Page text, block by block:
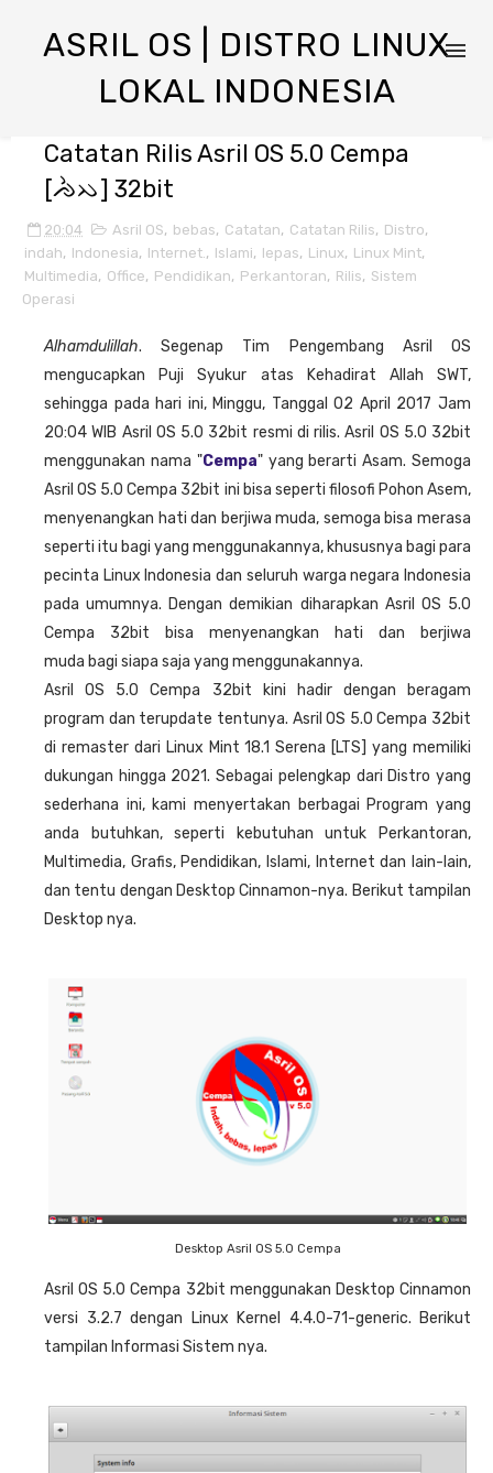
ASRIL OS | DISTRO LINUX
LOKAL INDONESIA
Catatan Rilis Asril OS 5.0 Cempa
[ᨌᨛᨇ] 32bit
20:04 Asril OS, bebas, Catatan, Catatan Rilis, Distro,
indah, Indonesia, Internet., Islami, lepas, Linux, Linux Mint,
Multimedia, Office, Pendidikan, Perkantoran, Rilis, Sistem
Operasi
Alhamdulillah. Segenap Tim Pengembang Asril OS
mengucapkan Puji Syukur atas Kehadirat Allah SWT,
sehingga pada hari ini, Minggu, Tanggal 02 April 2017 Jam
20:04 WIB Asril OS 5.0 32bit resmi di rilis. Asril OS 5.0 32bit
menggunakan nama "Cempa" yang berarti Asam. Semoga
Asril OS 5.0 Cempa 32bit ini bisa seperti filosofi Pohon Asem,
menyenangkan hati dan berjiwa muda, semoga bisa merasa
seperti itu bagi yang menggunakannya, khususnya bagi para
pecinta Linux Indonesia dan seluruh warga negara Indonesia
pada umumnya. Dengan demikian diharapkan Asril OS 5.0
Cempa 32bit bisa menyenangkan hati dan berjiwa
muda bagi siapa saja yang menggunakannya.
Asril OS 5.0 Cempa 32bit kini hadir dengan beragam
program dan terupdate tentunya. Asril OS 5.0 Cempa 32bit
di remaster dari Linux Mint 18.1 Serena [LTS] yang memiliki
dukungan hingga 2021. Sebagai pelengkap dari Distro yang
sederhana ini, kami menyertakan berbagai Program yang
anda butuhkan, seperti kebutuhan untuk Perkantoran,
Multimedia, Grafis, Pendidikan, Islami, Internet dan lain-lain,
dan tentu dengan Desktop Cinnamon-nya. Berikut tampilan
Desktop nya.
Desktop Asril OS 5.0 Cempa
Asril OS 5.0 Cempa 32bit menggunakan Desktop Cinnamon
versi 3.2.7 dengan Linux Kernel 4.4.0-71-generic. Berikut
tampilan Informasi Sistem nya.